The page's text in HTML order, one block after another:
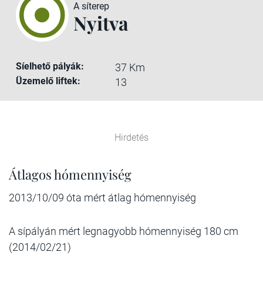
A síterep
Nyitva
Síelhető pályák: 37 Km
Üzemelő liftek: 13
Hirdetés
Átlagos hómennyiség
2013/10/09 óta mért átlag hómennyiség
A sípályán mért legnagyobb hómennyiség 180 cm
(2014/02/21)